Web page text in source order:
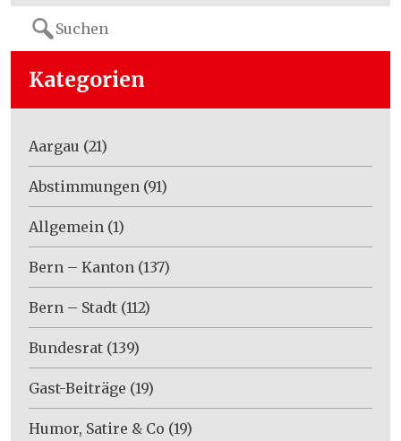
Search
for:
Kategorien
Aargau (21)
Abstimmungen (91)
Allgemein (1)
Bern – Kanton (137)
Bern – Stadt (112)
Bundesrat (139)
Gast-Beiträge (19)
Humor, Satire & Co (19)